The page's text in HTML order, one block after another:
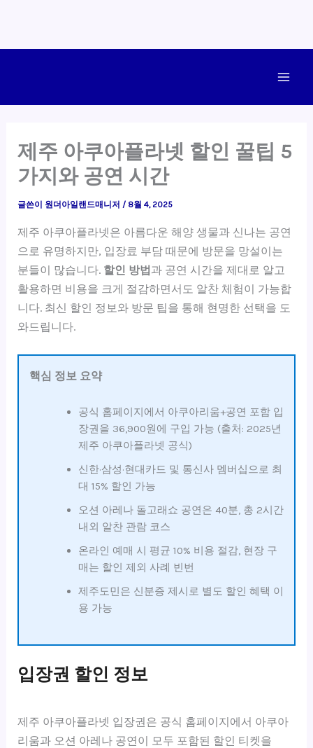
제주 아쿠아플라넷 할인 꿀팁 5
가지와 공연 시간
글쓴이 원더아일랜드매니저 / 8월 4, 2025
제주 아쿠아플라넷은 아름다운 해양 생물과 신나는 공연
으로 유명하지만, 입장료 부담 때문에 방문을 망설이는
분들이 많습니다. 할인 방법과 공연 시간을 제대로 알고
활용하면 비용을 크게 절감하면서도 알찬 체험이 가능합
니다. 최신 할인 정보와 방문 팁을 통해 현명한 선택을 도
와드립니다.
핵심 정보 요약
공식 홈페이지에서 아쿠아리움+공연 포함 입
장권을 36,900원에 구입 가능 (출처: 2025년
제주 아쿠아플라넷 공식)
신한·삼성·현대카드 및 통신사 멤버십으로 최
대 15% 할인 가능
오션 아레나 돌고래쇼 공연은 40분, 총 2시간
내외 알찬 관람 코스
온라인 예매 시 평균 10% 비용 절감, 현장 구
매는 할인 제외 사례 빈번
제주도민은 신분증 제시로 별도 할인 혜택 이
용 가능
입장권 할인 정보
제주 아쿠아플라넷 입장권은 공식 홈페이지에서 아쿠아
리움과 오션 아레나 공연이 모두 포함된 할인 티켓을